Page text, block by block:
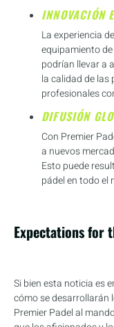
INNOVACIÓN
La experiencia
equipamiento
podrían llevar a
la calidad de
profesionales
DIFUSIÓN
Con Premier
a nuevos
Esto puede
pádel en todo el
Expectations for
Si bien esta noticia es
cómo se desarrollarán
Premier Padel al